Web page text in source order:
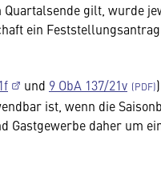
gilt, wurde
ein
und 9 ObA 137/21v
ist, wenn die
Gastgewerbe daher um